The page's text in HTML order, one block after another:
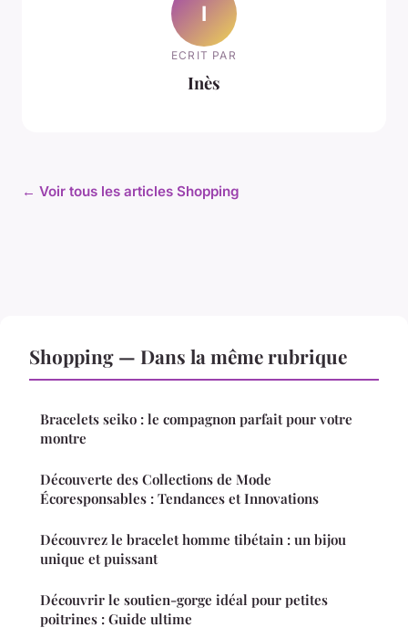
I
ECRIT PAR
Inès
← Voir tous les articles Shopping
Shopping — Dans la même rubrique
Bracelets seiko : le compagnon parfait pour votre
montre
Découverte des Collections de Mode
Écoresponsables : Tendances et Innovations
Découvrez le bracelet homme tibétain : un bijou
unique et puissant
Découvrir le soutien-gorge idéal pour petites
poitrines : Guide ultime